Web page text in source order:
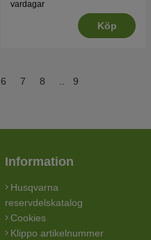
vardagar
Köp
6 7 8 .. 9
Information
Husqvarna
reservdelskatalog
Cookies
Klippo artikelnummer